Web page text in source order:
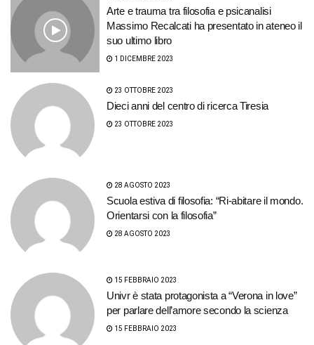
Arte e trauma tra filosofia e psicanalisi
Massimo Recalcati ha presentato in ateneo il
suo ultimo libro
1 DICEMBRE 2023
23 OTTOBRE 2023
Dieci anni del centro di ricerca Tiresia
23 OTTOBRE 2023
28 AGOSTO 2023
Scuola estiva di filosofia: “Ri-abitare il mondo.
Orientarsi con la filosofia”
28 AGOSTO 2023
15 FEBBRAIO 2023
Univr è stata protagonista a “Verona in love”
per parlare dell’amore secondo la scienza
15 FEBBRAIO 2023